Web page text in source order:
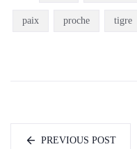
paix proche tigre
PREVIOUS POST